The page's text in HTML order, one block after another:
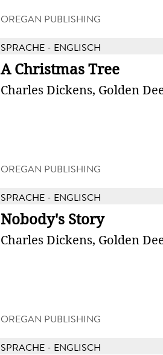
OREGAN PUBLISHING
SPRACHE - ENGLISCH
A Christmas Tree
Charles Dickens, Golden
OREGAN PUBLISHING
SPRACHE - ENGLISCH
Nobody's Story
Charles Dickens, Golden
OREGAN PUBLISHING
SPRACHE - ENGLISCH